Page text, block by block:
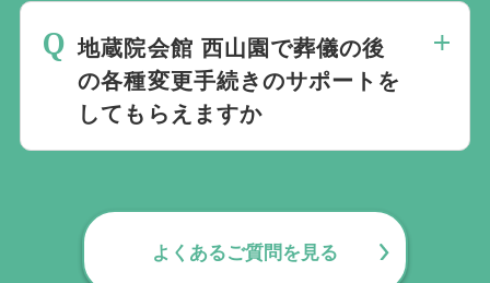
点がありましたらお気軽にご相談くださ
い。
要望にお応えしております。
地蔵院会館 西山園で葬儀の後
の各種変更手続きのサポートを
してもらえますか
の手続きとお答えになる方が70パーセント
以上でして、お客様が日常にお戻りいただ
よくあるご質問を見る